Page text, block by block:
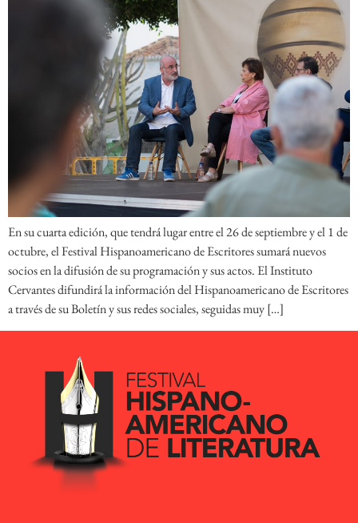
En su cuarta edición, que tendrá lugar entre el 26 de septiembre y el 1 de
octubre, el Festival Hispanoamericano de Escritores sumará nuevos
socios en la difusión de su programación y sus actos. El Instituto
Cervantes difundirá la información del Hispanoamericano de Escritores
a través de su Boletín y sus redes sociales, seguidas muy […]